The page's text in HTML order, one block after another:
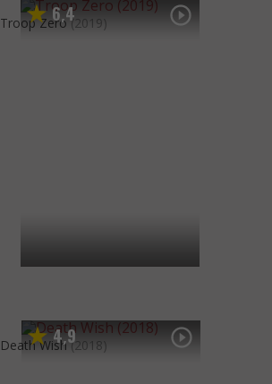
6,4
Troop Zero (2019)
4,9
Death Wish (2018)